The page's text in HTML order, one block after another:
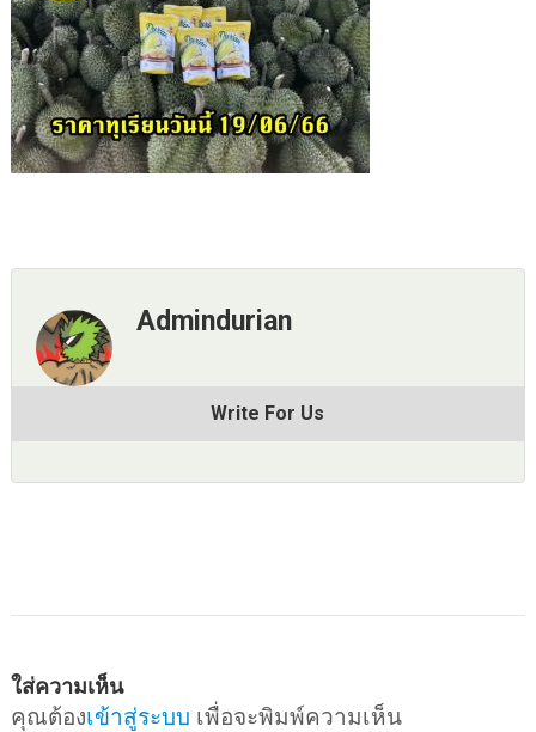
Admindurian
Write For Us
ใส่ความเห็น
คุณต้องเข้าสู่ระบบ เพื่อจะพิมพ์ความเห็น